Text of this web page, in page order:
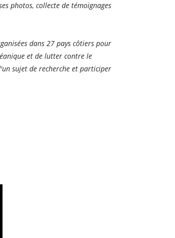
photos, collecte de témoignages
dans 27 pays côtiers pour
et de lutter contre le
sujet de recherche et participer